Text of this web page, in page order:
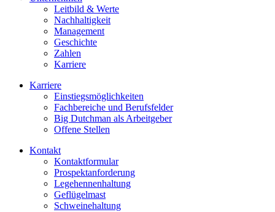
Leitbild & Werte
Nachhaltigkeit
Management
Geschichte
Zahlen
Karriere
Karriere
Einstiegsmöglichkeiten
Fachbereiche und Berufsfelder
Big Dutchman als Arbeitgeber
Offene Stellen
Kontakt
Kontaktformular
Prospektanforderung
Legehennenhaltung
Geflügelmast
Schweinehaltung